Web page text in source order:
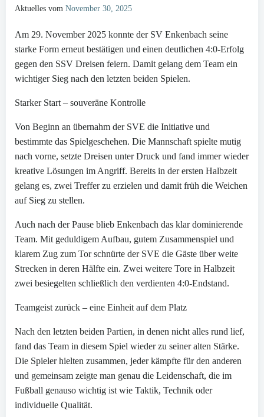
Aktuelles vom November 30, 2025
Am 29. November 2025 konnte der SV Enkenbach seine
starke Form erneut bestätigen und einen deutlichen 4:0-Erfolg
gegen den SSV Dreisen feiern. Damit gelang dem Team ein
wichtiger Sieg nach den letzten beiden Spielen.
Starker Start – souveräne Kontrolle
Von Beginn an übernahm der SVE die Initiative und
bestimmte das Spielgeschehen. Die Mannschaft spielte mutig
nach vorne, setzte Dreisen unter Druck und fand immer wieder
kreative Lösungen im Angriff. Bereits in der ersten Halbzeit
gelang es, zwei Treffer zu erzielen und damit früh die Weichen
auf Sieg zu stellen.
Auch nach der Pause blieb Enkenbach das klar dominierende
Team. Mit geduldigem Aufbau, gutem Zusammenspiel und
klarem Zug zum Tor schnürte der SVE die Gäste über weite
Strecken in deren Hälfte ein. Zwei weitere Tore in Halbzeit
zwei besiegelten schließlich den verdienten 4:0-Endstand.
Teamgeist zurück – eine Einheit auf dem Platz
Nach den letzten beiden Partien, in denen nicht alles rund lief,
fand das Team in diesem Spiel wieder zu seiner alten Stärke.
Die Spieler hielten zusammen, jeder kämpfte für den anderen
und gemeinsam zeigte man genau die Leidenschaft, die im
Fußball genauso wichtig ist wie Taktik, Technik oder
individuelle Qualität.